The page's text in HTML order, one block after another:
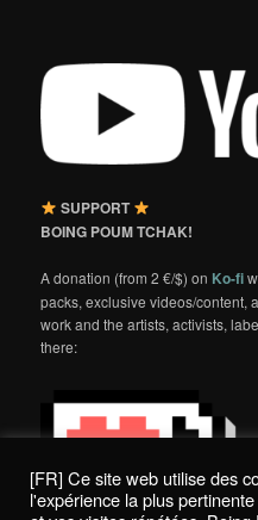
SUPPORT
BOING POUM TCHAK!
A donation (from 2 €/$) on Ko-fi
packs, exclusive videos/content,
work and the artists, activists,
there:
[FR] Ce site web utilise des
l'expérience la plus